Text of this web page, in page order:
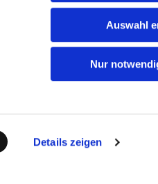
Details zeigen
Auswahl
Nur